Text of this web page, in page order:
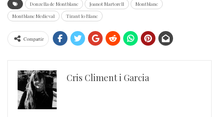
Donzella de Montblanc Joanot Martorell
Montblanc
Montblanc Medieval
Tirant lo Blanc
Compartir
Cris Climent i Garcia